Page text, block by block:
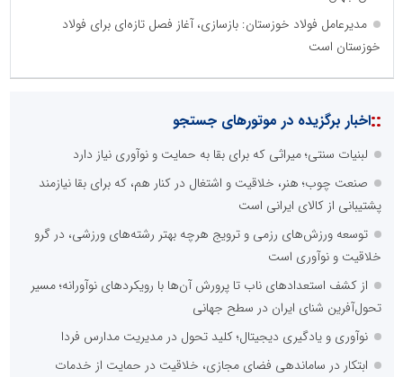
مدیرعامل فولاد خوزستان: بازسازی، آغاز فصل تازه‌ای برای فولاد
خوزستان است
::اخبار برگزیده در موتورهای جستجو
لبنیات سنتی؛ میراثی که برای بقا به حمایت و نوآوری نیاز دارد
صنعت چوب؛ هنر، خلاقیت و اشتغال در کنار هم، که برای بقا نیازمند
پشتیبانی از کالای ایرانی است
توسعه ورزش‌های رزمی و ترویج هرچه بهتر رشته‌های ورزشی، در گرو
خلاقیت و نوآوری است
از کشف استعدادهای ناب تا پرورش آن‌ها با رویکردهای نوآورانه؛ مسیر
تحول‌آفرین شنای ایران در سطح جهانی
نوآوری و یادگیری دیجیتال؛ کلید تحول در مدیریت مدارس فردا
ابتکار در ساماندهی فضای مجازی، خلاقیت در حمایت از خدمات